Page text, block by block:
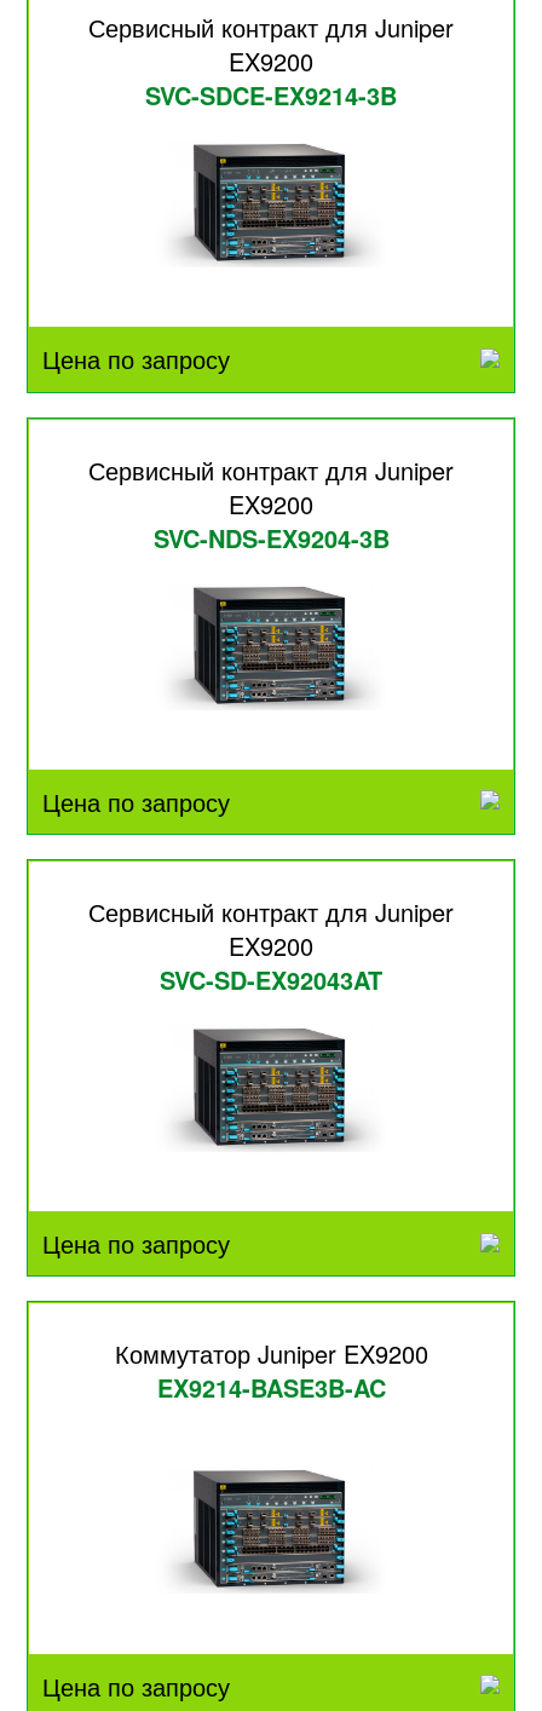
Сервисный контракт для Juniper
EX9200
SVC-SDCE-EX9214-3B
Цена по запросу
Сервисный контракт для Juniper
EX9200
SVC-NDS-EX9204-3B
Цена по запросу
Сервисный контракт для Juniper
EX9200
SVC-SD-EX92043AT
Цена по запросу
Коммутатор Juniper EX9200
EX9214-BASE3B-AC
Цена по запросу